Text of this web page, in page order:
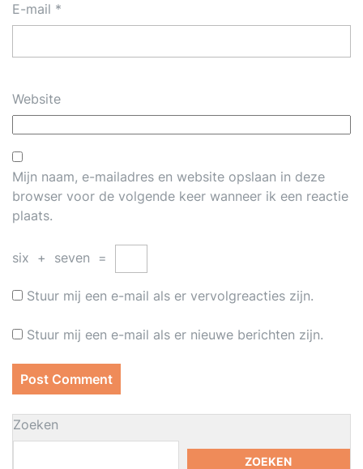
E-mail *
Website
Mijn naam, e-mailadres en website opslaan in deze
browser voor de volgende keer wanneer ik een reactie
plaats.
six + seven =
Stuur mij een e-mail als er vervolgreacties zijn.
Stuur mij een e-mail als er nieuwe berichten zijn.
Zoeken
ZOEKEN